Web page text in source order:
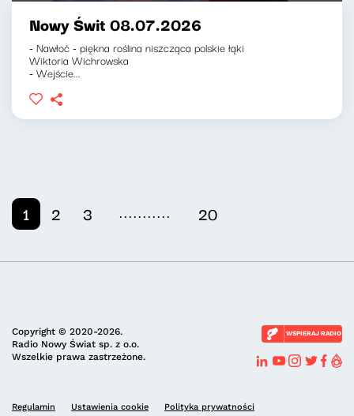
Nowy Świt 08.07.2026
- Nawłoć - piękna roślina niszcząca polskie łąki
Wiktoria Wichrowska
- Wejście...
1 2 3 ........... 20
Copyright © 2020-2026.
Radio Nowy Świat sp. z o.o.
Wszelkie prawa zastrzeżone.
WSPIERAJ RADIO
Regulamin Ustawienia cookie Polityka prywatności